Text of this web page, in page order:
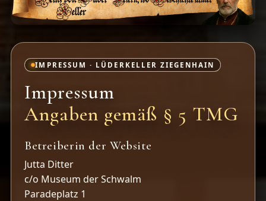
IMPRESSUM · LÜDERKELLER ZIEGENHAIN
Impressum
Angaben gemäß § 5 TMG
Betreiberin der Website
Jutta Ditter
c/o Museum der Schwalm
Paradeplatz 1